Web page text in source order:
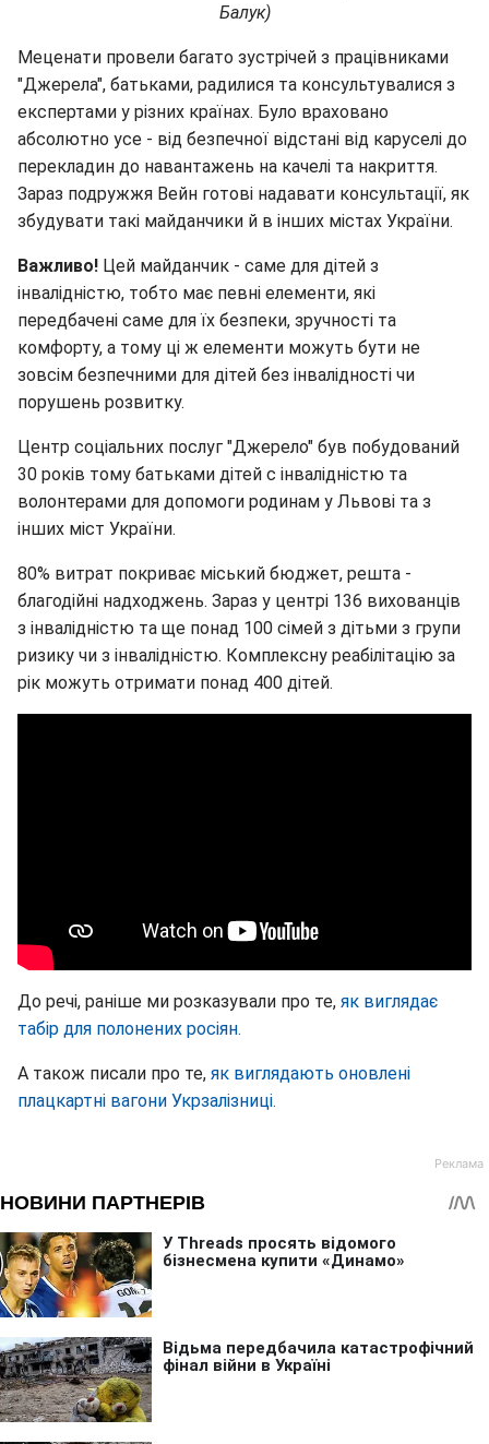
Балук)
Меценати провели багато зустрічей з працівниками
"Джерела", батьками, радилися та консультувалися з
експертами у різних країнах. Було враховано
абсолютно усе - від безпечної відстані від каруселі до
перекладин до навантажень на качелі та накриття.
Зараз подружжя Вейн готові надавати консультації, як
збудувати такі майданчики й в інших містах України.
Важливо! Цей майданчик - саме для дітей з
інвалідністю, тобто має певні елементи, які
передбачені саме для їх безпеки, зручності та
комфорту, а тому ці ж елементи можуть бути не
зовсім безпечними для дітей без інвалідності чи
порушень розвитку.
Центр соціальних послуг "Джерело" був побудований
30 років тому батьками дітей с інвалідністю та
волонтерами для допомоги родинам у Львові та з
інших міст України.
80% витрат покриває міський бюджет, решта -
благодійні надходжень. Зараз у центрі 136 вихованців
з інвалідністю та ще понад 100 сімей з дітьми з групи
ризику чи з інвалідністю. Комплексну реабілітацію за
рік можуть отримати понад 400 дітей.
До речі, раніше ми розказували про те, як виглядає
табір для полонених росіян.
А також писали про те, як виглядають оновлені
плацкартні вагони Укрзалізниці.